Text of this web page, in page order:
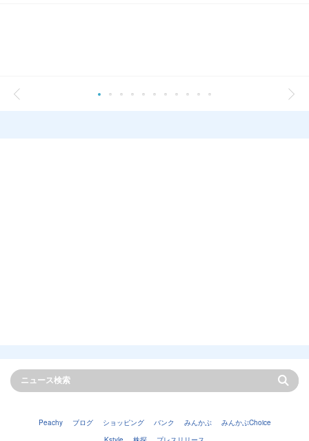
Peachy ブログ ショッピング バンク みんかぶ
みんかぶChoice